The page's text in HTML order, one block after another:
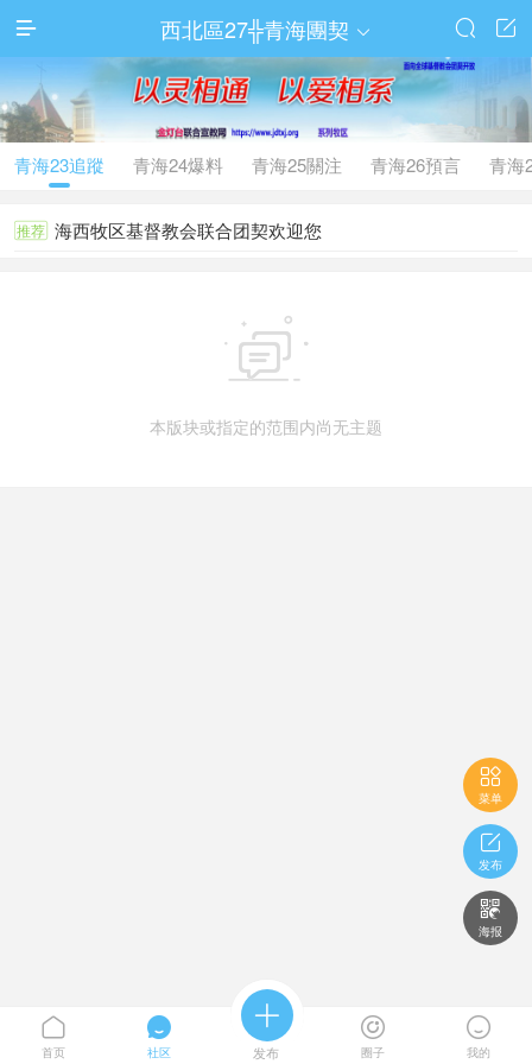
 西北區27╬青海團契  

青海23追蹤 青海24爆料 青海25關注 青海26預言 青海
推荐 海西牧区基督教会联合团契欢迎您

本版块或指定的范围内尚无主题

菜单

发布

海报

首页

社区

发布

圈子

我的